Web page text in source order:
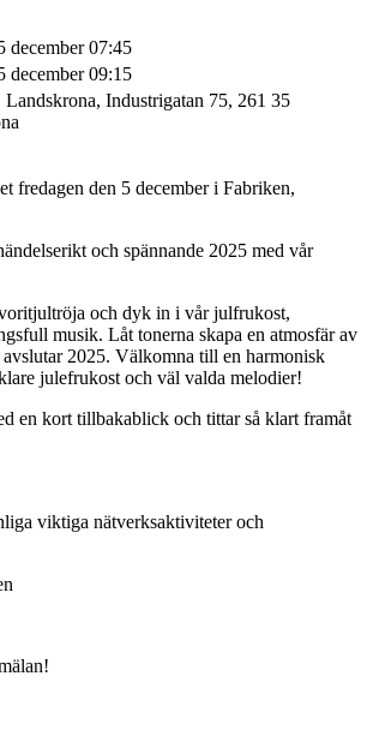
december 07:45
december 09:15
Landskrona, Industrigatan 75, 261 35
fredagen den 5 december i Fabriken,
och spännande 2025 med vår
och dyk in i vår julfrukost,
musik. Låt tonerna skapa en atmosfär av
avslutar 2025. Välkomna till en harmonisk
julefrukost och väl valda melodier!
en kort tillbakablick och tittar så klart framåt
viktiga nätverksaktiviteter och